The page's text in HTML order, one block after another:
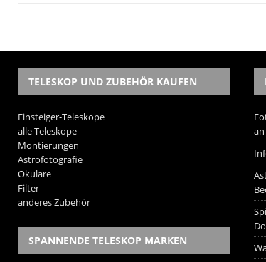
TELESKOP UND ZUBEHÖR KAUFEN
Einsteiger-Teleskope
alle Teleskope
Montierungen
Astrofotografie
Okulare
Filter
anderes Zubehör
SPANNENDE TELESKOP MARKEN